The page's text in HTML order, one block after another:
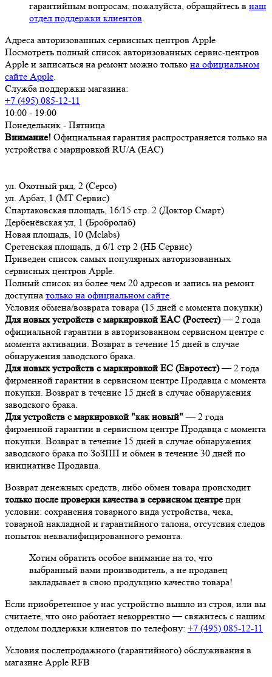
гарантийным вопросам, пожалуйста, обращайтесь в наш
отдел поддержки клиентов.
Адреса авторизованных сервисных центров Apple
Посмотреть полный список авторизованных сервис-центров
Apple и записаться на ремонт можно только на официальном
сайте Apple.
Служба поддержки магазина:
+7 (495) 085-12-11
10:00 - 19:00
Понедельник - Пятница
Внимание! Официальная гарантия распространяется только на
устройства с марировкой RU/A (ЕАС)
ул. Охотный ряд, 2 (Серсо)
ул. Арбат, 1 (МТ Сервис)
Спартаковская площадь, 16/15 стр. 2 (Доктор Смарт)
Дербенёвская ул, 1 (Бробролаб)
Новая площадь, 10 (Mclabs)
Сретенская площадь, д 6/1 стр 2 (НБ Сервис)
Приведен список самых популярных авторизованных
сервисных центров Apple.
Полный список из более чем 20 адресов и запись на ремонт
доступна только на официальном сайте.
Условия обмена/возврата товара (15 дней с момента покупки)
Для новых устройств с маркировкой EAC (Ростест)— 2 года
официальной гарантии в авторизованном сервисном центре с
момента активации. Возврат в течение 15 дней в случае
обнаружения заводского брака.
Для новых устройств с маркировкой EC (Евротест)— 2 года
фирменной гарантии в сервисном центре Продавца с момента
покупки. Возврат в течение 15 дней в случае обнаружения
заводского брака.
Для устройств с маркировкой "как новый" — 2 года
фирменной гарантии в сервисном центре Продавца с момента
покупки. Возврат в течение 15 дней в случае обнаружения
заводского брака по ЗоЗПП и обмен в течение 30 дней по
инициативе Продавца.
Возврат денежных средств, либо обмен товара происходит
только после проверки качества в сервисном центрепри
условии: сохранения товарного вида устройства, чека,
товарной накладной и гарантийного талона, отсутсвия следов
попыток неквалифицированного ремонта.
Хотим обратить особое внимание на то, что
выбранный вами производитель, а не продавец
закладывает в свою продукцию качество товара!
Если приобретенное у нас устройство вышло из строя, или вы
считаете, что оно работает некорректно — свяжитесь с нашим
отделом поддержки клиентов по телефону: +7 (495) 085-12-11
Условия послепродажного (гарантийного) обслуживания в
магазине Apple RFB